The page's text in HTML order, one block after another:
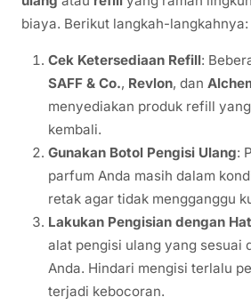
biaya. Berikut langkah-langkahnya:
Cek Ketersediaan Refill:
SAFF & Co., Revlon, dan
menyediakan produk refill
kembali.
Gunakan Botol Pengisi Ulang:
parfum Anda masih dalam
retak agar tidak mengganggu
Lakukan Pengisian dengan
alat pengisi ulang yang sesuai
Anda. Hindari mengisi terlalu
terjadi kebocoran.